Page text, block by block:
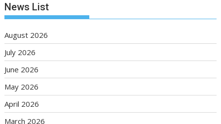
News List
August 2026
July 2026
June 2026
May 2026
April 2026
March 2026